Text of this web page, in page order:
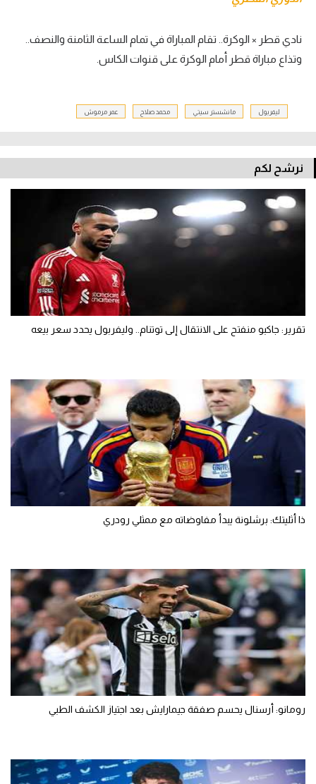
نادي قطر × الوكرة.. تقام المباراة في تمام الساعة الثامنة والنصف..
وتذاع مباراة قطر أمام الوكرة على قنوات الكاس.
ليفربول مانشستر سيتي محمد صلاح عمر مرموش
نرشح لكم
تقرير: جاكبو منفتح على الانتقال إلى توتنام.. وليفربول يحدد سعر بيعه
ذا أثليتك: برشلونة يبدأ مفاوضاته مع ممثلي رودري
رومانو: أرسنال يحسم صفقة جيمارايش بعد اجتياز الكشف الطبي